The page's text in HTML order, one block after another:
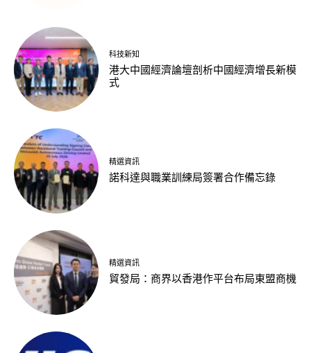
科技新知
港大中國經濟論壇剖析中國經濟增長新模
式
精選資訊
諾科達與職業訓練局簽署合作備忘錄
精選資訊
貿發局：商界以香港作平台布局東盟商機